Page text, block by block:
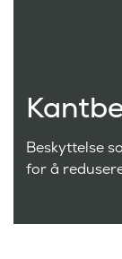
Beskyttelse
for å